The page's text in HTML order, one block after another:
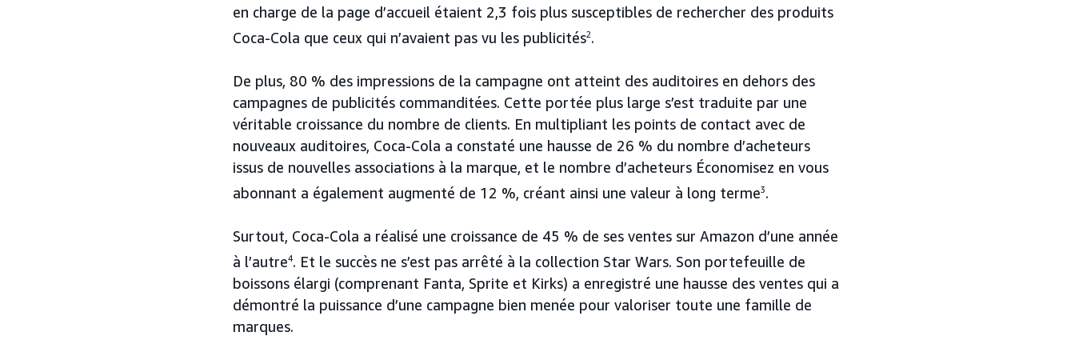
en charge de la page d’accueil étaient 2,3 fois plus susceptibles de rechercher des produits
Coca-Cola que ceux qui n’avaient pas vu les publicités2.
De plus, 80 % des impressions de la campagne ont atteint des auditoires en dehors des
campagnes de publicités commanditées. Cette portée plus large s’est traduite par une
véritable croissance du nombre de clients. En multipliant les points de contact avec de
nouveaux auditoires, Coca-Cola a constaté une hausse de 26 % du nombre d’acheteurs
issus de nouvelles associations à la marque, et le nombre d’acheteurs Économisez en vous
abonnant a également augmenté de 12 %, créant ainsi une valeur à long terme3.
Surtout, Coca-Cola a réalisé une croissance de 45 % de ses ventes sur Amazon d’une année
à l’autre4. Et le succès ne s’est pas arrêté à la collection Star Wars. Son portefeuille de
boissons élargi (comprenant Fanta, Sprite et Kirks) a enregistré une hausse des ventes qui a
démontré la puissance d’une campagne bien menée pour valoriser toute une famille de
marques.